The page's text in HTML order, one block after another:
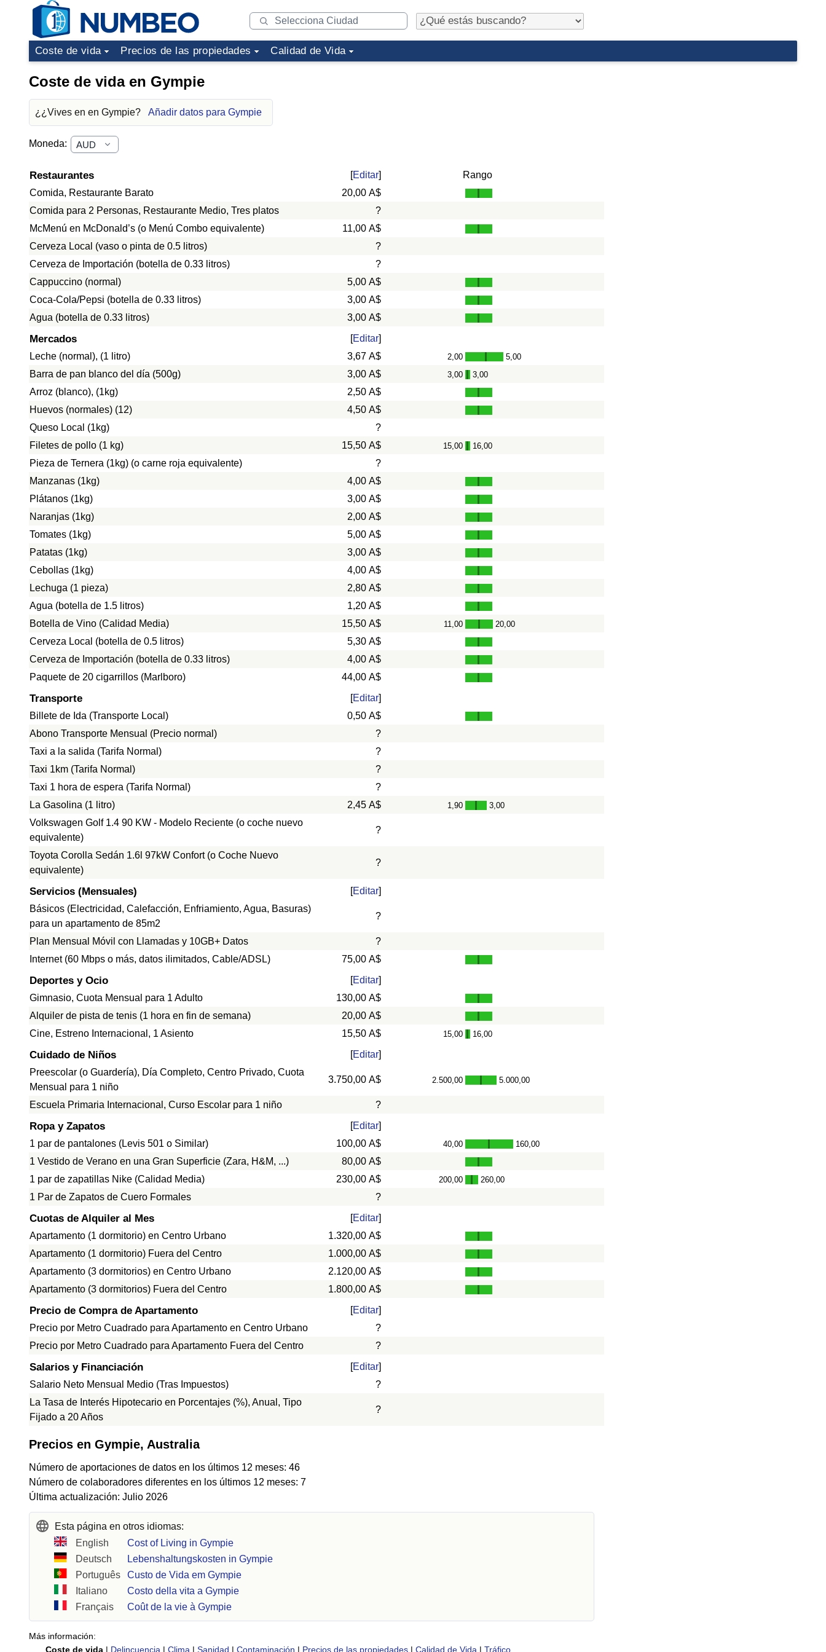
Coste de vida Precios de las propiedades Calidad de Vida
Coste de vida en Gympie
¿¿Vives en en Gympie? Añadir datos para Gympie
Moneda:
Restaurantes [Editar]
Rango
Comida, Restaurante Barato
20,00 A$
Comida para 2 Personas, Restaurante Medio, Tres platos
?
McMenú en McDonald’s (o Menú Combo equivalente)
11,00 A$
Cerveza Local (vaso o pinta de 0.5 litros)
?
Cerveza de Importación (botella de 0.33 litros)
?
Cappuccino (normal)
5,00 A$
Coca-Cola/Pepsi (botella de 0.33 litros)
3,00 A$
Agua (botella de 0.33 litros)
3,00 A$
Mercados [Editar]
Leche (normal), (1 litro)
3,67 A$ 2,00 - 5,00
Barra de pan blanco del día (500g) 3,00 A$ 3,00 - 3,00
Arroz (blanco), (1kg)
2,50 A$
Huevos (normales) (12)
4,50 A$
Queso Local (1kg)
?
Filetes de pollo (1 kg)
15,50 A$ 15,00 - 16,00
Pieza de Ternera (1kg) (o carne roja equivalente)
?
Manzanas (1kg)
4,00 A$
Plátanos (1kg)
3,00 A$
Naranjas (1kg)
2,00 A$
Tomates (1kg)
5,00 A$
Patatas (1kg)
3,00 A$
Cebollas (1kg)
4,00 A$
Lechuga (1 pieza)
2,80 A$
Agua (botella de 1.5 litros)
1,20 A$
Botella de Vino (Calidad Media)
15,50 A$ 11,00 - 20,00
Cerveza Local (botella de 0.5 litros)
5,30 A$
Cerveza de Importación (botella de 0.33 litros)
4,00 A$
Paquete de 20 cigarrillos (Marlboro)
44,00 A$
Transporte [Editar]
Billete de Ida (Transporte Local)
0,50 A$
Abono Transporte Mensual (Precio normal)
?
Taxi a la salida (Tarifa Normal)
?
Taxi 1km (Tarifa Normal)
?
Taxi 1 hora de espera (Tarifa Normal)
?
La Gasolina (1 litro)
2,45 A$ 1,90 - 3,00
Volkswagen Golf 1.4 90 KW - Modelo Reciente (o coche nuevo
equivalente)
?
Toyota Corolla Sedán 1.6l 97kW Confort (o Coche Nuevo
equivalente)
?
Servicios (Mensuales) [Editar]
Básicos (Electricidad, Calefacción, Enfriamiento, Agua, Basuras)
para un apartamento de 85m2
?
Plan Mensual Móvil con Llamadas y 10GB+ Datos
?
Internet (60 Mbps o más, datos ilimitados, Cable/ADSL)
75,00 A$
Deportes y Ocio [Editar]
Gimnasio, Cuota Mensual para 1 Adulto
130,00 A$
Alquiler de pista de tenis (1 hora en fin de semana)
20,00 A$
Cine, Estreno Internacional, 1 Asiento
15,50 A$ 15,00 - 16,00
Cuidado de Niños [Editar]
Preescolar (o Guardería), Día Completo, Centro Privado, Cuota
Mensual para 1 niño
3.750,00 A$ 2.500,00 - 5.000,00
Escuela Primaria Internacional, Curso Escolar para 1 niño ?
Ropa y Zapatos [Editar]
1 par de pantalones (Levis 501 o Similar)
100,00 A$ 40,00 - 160,00
1 Vestido de Verano en una Gran Superficie (Zara, H&M, ...)
80,00 A$
1 par de zapatillas Nike (Calidad Media)
230,00 A$ 200,00 - 260,00
1 Par de Zapatos de Cuero Formales ?
Cuotas de Alquiler al Mes [Editar]
Apartamento (1 dormitorio) en Centro Urbano
1.320,00 A$
Apartamento (1 dormitorio) Fuera del Centro
1.000,00 A$
Apartamento (3 dormitorios) en Centro Urbano
2.120,00 A$
Apartamento (3 dormitorios) Fuera del Centro
1.800,00 A$
Precio de Compra de Apartamento [Editar]
Precio por Metro Cuadrado para Apartamento en Centro Urbano
?
Precio por Metro Cuadrado para Apartamento Fuera del Centro
?
Salarios y Financiación [Editar]
Salario Neto Mensual Medio (Tras Impuestos)
?
La Tasa de Interés Hipotecario en Porcentajes (%), Anual, Tipo
Fijado a 20 Años
?
Precios en Gympie, Australia
Número de aportaciones de datos en los últimos 12 meses: 46
Número de colaboradores diferentes en los últimos 12 meses: 7
Última actualización: Julio 2026
Esta página en otros idiomas:
English
Cost of Living in Gympie
Deutsch
Lebenshaltungskosten in Gympie
Português
Custo de Vida em Gympie
Italiano
Costo della vita a Gympie
Français
Coût de la vie à Gympie
Más información:
Coste de vida | Delincuencia | Clima | Sanidad | Contaminación | Precios de las propiedades | Calidad de Vida | Tráfico